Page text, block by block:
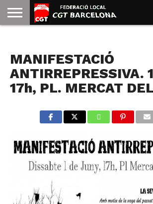
GOLDMAN
MANIFESTACIÓ
ANTIRREPRESSIVA.
17h, PL. MERCAT